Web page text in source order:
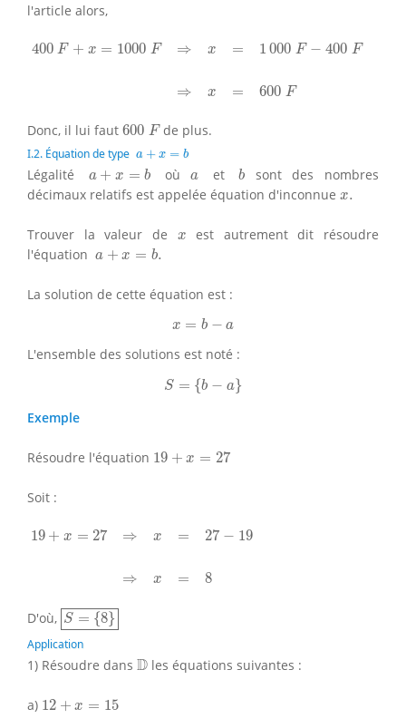
l'article alors,
400 F + x = 1000 F ⇒ x = 1 000 F − 400 F
⇒ x = 600 F
400 F+ x 1000F⇒ x= 000 ⇒ x=600
Donc, il lui faut 600 F
600 Fde plus.
I.2. Équation de type a + x = b
a x =b
Légalité
a + x = b
a +x=b oùa
a et b
b sont des nombres
décimaux relatifs est appelée équation d'inconnue x.
x
Trouver la valeur de x
x est autrement dit résoudre
l'équation a + x = b.
a x =
La solution de cette équation est :
x = b − a
b
L'ensemble des solutions est noté :
S = {b − a}
{b
Exemple
Résoudre l'équation 19 + x = 27
19 + x=
Soit :
19 + x = 27 ⇒ x = 27 − 19
⇒ x = 8
19 + = ⇒x 27 19
D'où, S = {8}
S={8}
Application
1) Résoudre dans D
D les équations suivantes :
a) 12 + x = 15
12 + x= 15